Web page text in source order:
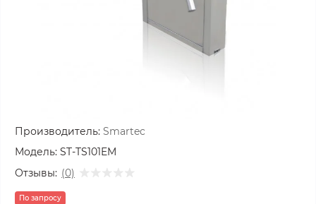
Производитель: Smartec
Модель: ST-TS101EM
Отзывы: (0)
По запросу